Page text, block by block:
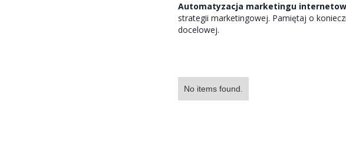
Automatyzacja marketingu
strategii marketingowej. Pamiętaj o
docelowej.
No items found.